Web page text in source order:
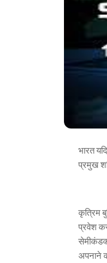
भारत
प्रमुख
कृत्रिम
प्रवेश
अपनाने